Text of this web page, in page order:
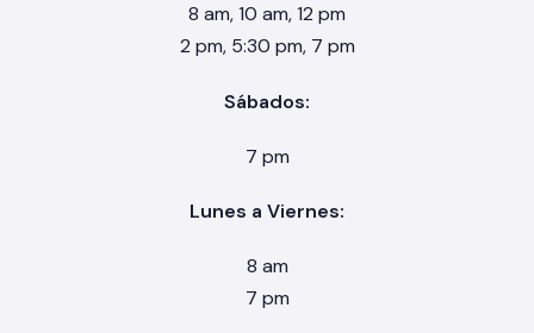
8 am, 10 am, 12 pm
2 pm, 5:30 pm, 7 pm
Sábados:
7 pm
Lunes a Viernes:
8 am
7 pm